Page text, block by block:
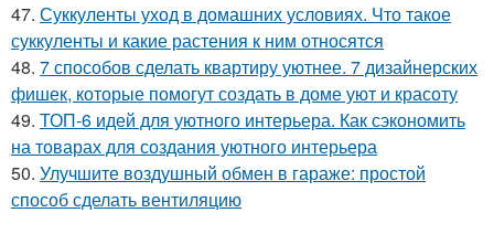
47. Суккуленты уход в домашних условиях. Что такое
суккуленты и какие растения к ним относятся
48. 7 способов сделать квартиру уютнее. 7 дизайнерских
фишек, которые помогут создать в доме уют и красоту
49. ТОП-6 идей для уютного интерьера. Как сэкономить
на товарах для создания уютного интерьера
50. Улучшите воздушный обмен в гараже: простой
способ сделать вентиляцию